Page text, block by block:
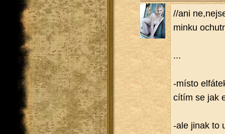
//ani
min­ku
...
-mís­to
cítím se jak
-ale jinak to